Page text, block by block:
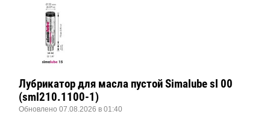
Лубрикатор для масла пустой Simalube sl 00
(sml210.1100-1)
Обновлено 07.08.2026 в 01:40